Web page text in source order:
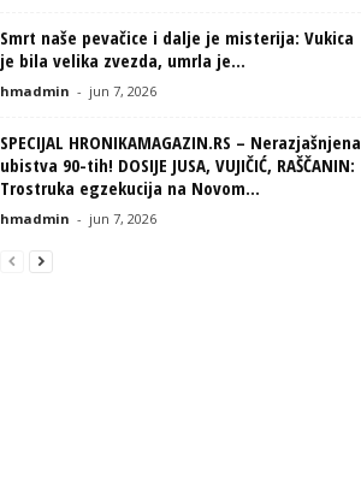
Smrt naše pevačice i dalje je misterija: Vukica
je bila velika zvezda, umrla je...
hmadmin - jun 7, 2026
SPECIJAL HRONIKAMAGAZIN.RS – Nerazjašnjena
ubistva 90-tih! DOSIJE JUSA, VUJIČIĆ, RAŠČANIN:
Trostruka egzekucija na Novom...
hmadmin - jun 7, 2026